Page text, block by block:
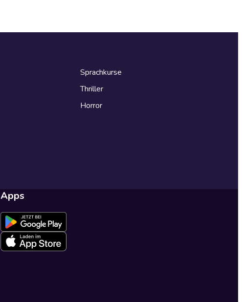
Sprachkurse
Thriller
Horror
Apps